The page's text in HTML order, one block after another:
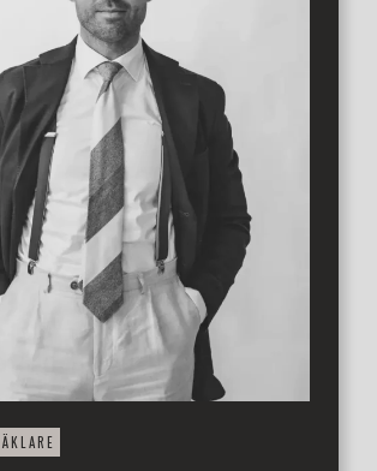
uppfart och uteplats i soligt
baksidan erbjuder en mer privat
över grönskan. Grönytor där barnen
kompisar och leka fritt är ytterligare
till den gemenskap som området blivit
bor man i ett område som präglas av
med närhet till skolor, förskolor,
och goda
bästa av två världar – bekvämligheten i
och ett område att trivas i.
ansvarig mäklare för mer